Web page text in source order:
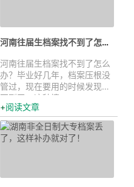
河南往届生档案找不到了怎么办？...
河南往届生档案找不到了怎么
办？毕业好几年，档案压根没
管过，现在要用的时候发现找
不到了。这种情...
阅读文章